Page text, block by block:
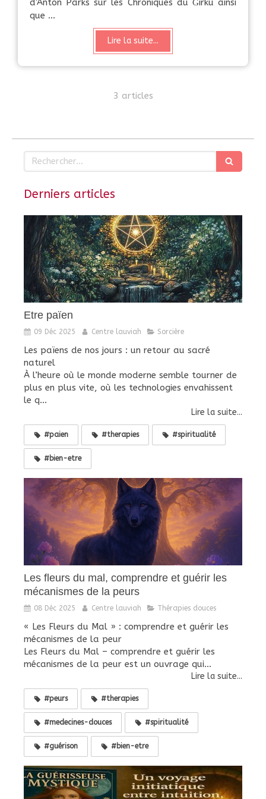
que ...
Lire la suite...
3 articles
Rechercher
Derniers articles
Etre païen
09 Déc 2025 Centre lauviah Sorcière
Les païens de nos jours : un retour au sacré
naturel
À l’heure où le monde moderne semble tourner de
plus en plus vite, où les technologies envahissent
le q...
Lire la suite...
#paien #therapies #spiritualité
#bien-etre
Les fleurs du mal, comprendre et guérir les
mécanismes de la peurs
08 Déc 2025 Centre lauviah Thérapies douces
« Les Fleurs du Mal » : comprendre et guérir les
mécanismes de la peur
Les Fleurs du Mal – comprendre et guérir les
mécanismes de la peur est un ouvrage qui...
Lire la suite...
#peurs #therapies
#medecines-douces #spiritualité
#guérison #bien-etre